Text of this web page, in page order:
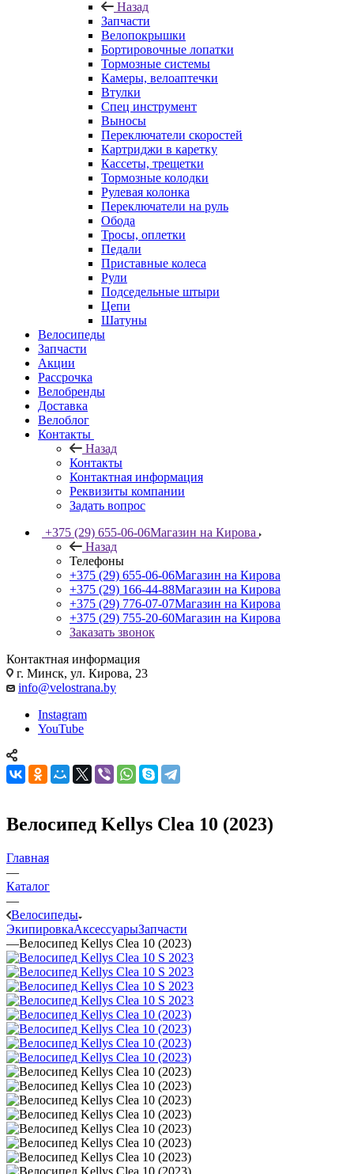
Назад
Запчасти
Велопокрышки
Бортировочные лопатки
Тормозные системы
Камеры, велоаптечки
Втулки
Спец инструмент
Выносы
Переключатели скоростей
Картриджи в каретку
Кассеты, трещетки
Тормозные колодки
Рулевая колонка
Переключатели на руль
Обода
Тросы, оплетки
Педали
Приставные колеса
Рули
Подседельные штыри
Цепи
Шатуны
Велосипеды
Запчасти
Акции
Рассрочка
Велобренды
Доставка
Велоблог
Контакты
Назад
Контакты
Контактная информация
Реквизиты компании
Задать вопрос
+375 (29) 655-06-06Магазин на Кирова
Назад
Телефоны
+375 (29) 655-06-06Магазин на Кирова
+375 (29) 166-44-88Магазин на Кирова
+375 (29) 776-07-07Магазин на Кирова
+375 (29) 755-20-60Магазин на Кирова
Заказать звонок
Контактная информация
г. Минск, ул. Кирова, 23
info@velostrana.by
Instagram
YouTube
Велосипед Kellys Clea 10 (2023)
Главная
—
Каталог
—
Велосипеды
ЭкипировкаАксессуарыЗапчасти
—Велосипед Kellys Clea 10 (2023)